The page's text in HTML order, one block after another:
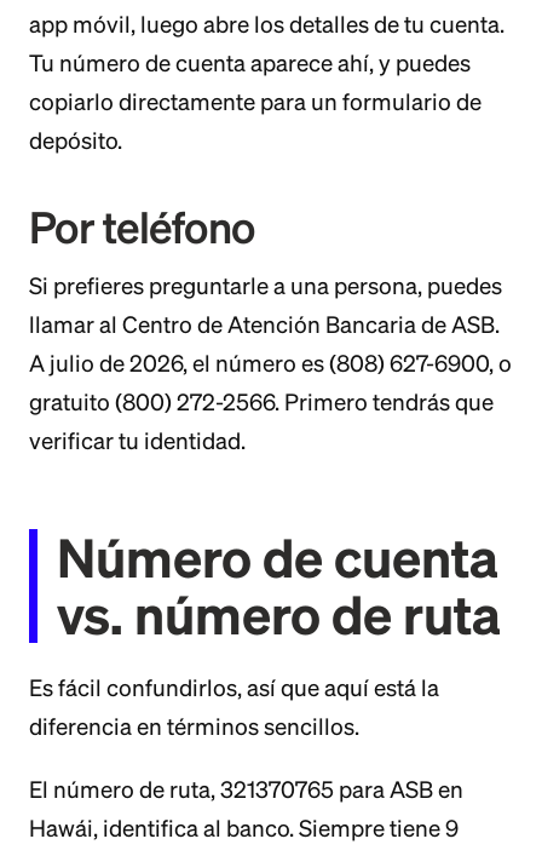
app móvil, luego abre los detalles de tu cuenta.
Tu número de cuenta aparece ahí, y puedes
copiarlo directamente para un formulario de
depósito.
Por teléfono
Si prefieres preguntarle a una persona, puedes
llamar al Centro de Atención Bancaria de ASB.
A julio de 2026, el número es (808) 627-6900, o
gratuito (800) 272-2566. Primero tendrás que
verificar tu identidad.
Número de cuenta
vs. número de ruta
Es fácil confundirlos, así que aquí está la
diferencia en términos sencillos.
El número de ruta, 321370765 para ASB en
Hawái, identifica al banco. Siempre tiene 9